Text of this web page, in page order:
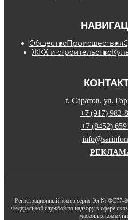
ОбществоПроисшествия
ЖКХ и строительство
г. Саратов, ул.
+7 (917) 982-
+7 (8452)
Регистрационный номер серия Эл № ФС77-
Федеральной службой по надзору в сфере
массовых